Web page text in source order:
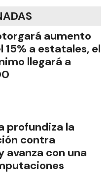
aumento
15% a estatales, el
llegará a
profundiza la
contra
avanza con una